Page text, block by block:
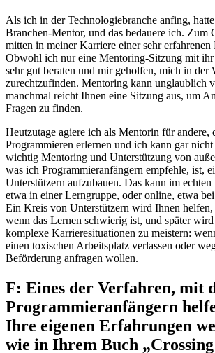
Als ich in der Technologiebranche anfing,
Branchen-Mentor, und das bedauere ich. Zum
mitten in meiner Karriere einer sehr
Obwohl ich nur eine Mentoring-Sitzung mit ihr
sehr gut beraten und mir geholfen, mich in der
zurechtzufinden. Mentoring kann unglaublich
manchmal reicht Ihnen eine Sitzung aus, um
Fragen zu finden.
Heutzutage agiere ich als Mentorin für andere,
Programmieren erlernen und ich kann gar
wichtig Mentoring und Unterstützung von
was ich Programmieranfängern empfehle, ist,
Unterstützern aufzubauen. Das kann im
etwa in einer Lerngruppe, oder online, etwa
Ein Kreis von Unterstützern wird Ihnen
wenn das Lernen schwierig ist, und später
komplexe Karrieresituationen zu meistern:
einen toxischen Arbeitsplatz verlassen oder
Beförderung anfragen wollen.
F: Eines der Verfahren, mit
Programmieranfängern
Ihre eigenen Erfahrungen
wie in Ihrem Buch